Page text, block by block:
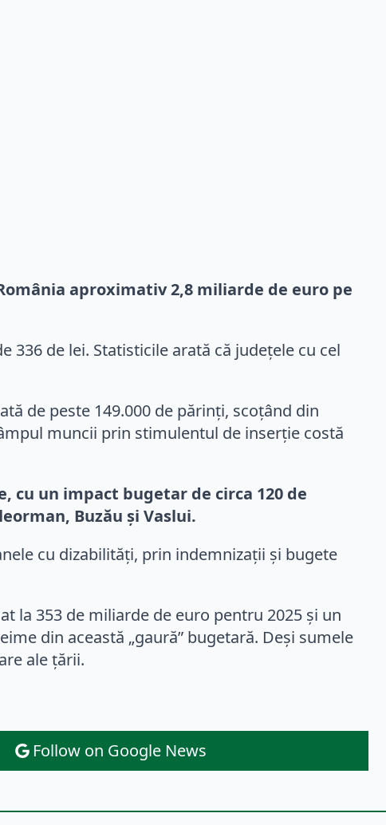
aproximativ 2,8 miliarde de euro pe
336 de lei. Statisticile arată că județele cu cel
de peste 149.000 de părinți, scoțând din
muncii prin stimulentul de inserție costă
cu un impact bugetar de circa 120 de
Buzău și Vaslui.
cu dizabilități, prin indemnizații și bugete
la 353 de miliarde de euro pentru 2025 și un
din această „gaură” bugetară. Deși sumele
ale țării.
Follow on Google News